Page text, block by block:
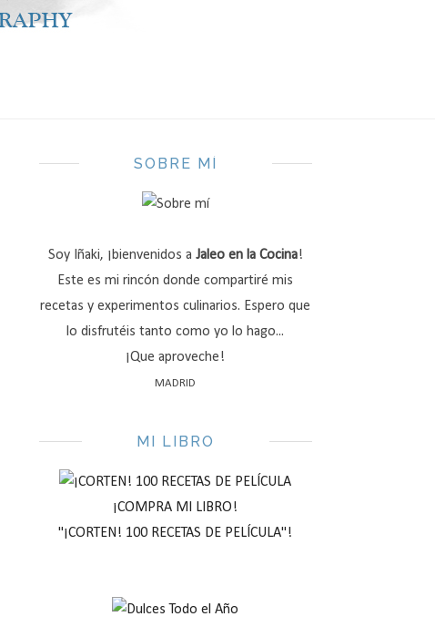
SOBRE MÍ
Soy Iñaki, ¡bienvenidos a Jaleo en la Cocina!
Este es mi rincón donde compartiré mis
recetas y experimentos culinarios. Espero que
lo disfrutéis tanto como yo lo hago...
¡Que aproveche!
MADRID
MI LIBRO
¡COMPRA MI LIBRO!
"¡CORTEN! 100 RECETAS DE PELÍCULA"!